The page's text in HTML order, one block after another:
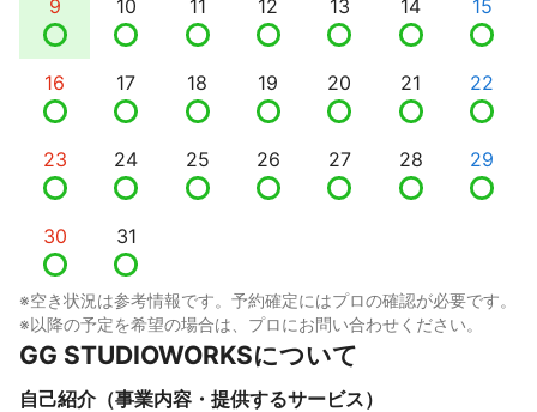
9 10 11 12 13 14 15
16 17 18 19 20 21 22
23 24 25 26 27 28 29
30 31
※空き状況は参考情報です。予約確定にはプロの確認が必要です。
※以降の予定を希望の場合は、プロにお問い合わせください。
GG STUDIOWORKSについて
自己紹介（事業内容・提供するサービス）